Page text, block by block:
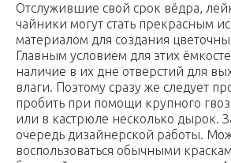
​Отслужившие свой срок вёдра,
чайники могут стать прекрасным
материалом для создания
Главным условием для этих
наличие в их дне отверстий для
влаги. Поэтому сразу же следует
пробить при помощи крупного
или в кастрюле несколько дырок.
очередь дизайнерской работы.
воспользоваться обычными